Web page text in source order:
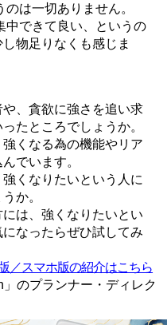
は一切ありません。
中できて良い、というの
物足りなくも感じま
や、貪欲に強さを追い求
たところでしょうか。
くなる為の機能やリア
でいます。
くなりたいという人に
か。
には、強くなりたいとい
なったらぜひ試してみ
／スマホ版の紹介はこちら
のプランナー・ディレク